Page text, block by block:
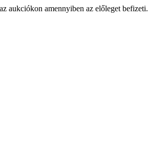
aukciókon amennyiben az előleget befizeti.